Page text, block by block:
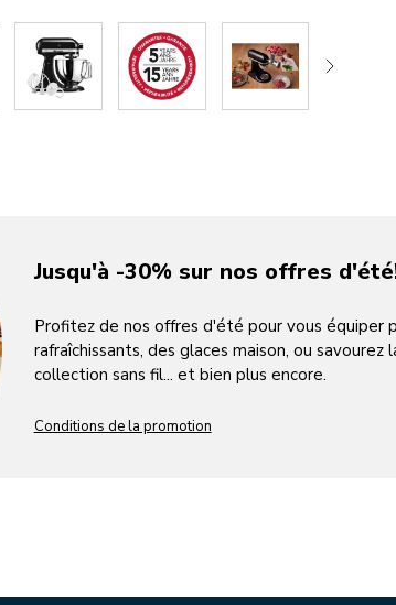
Jusqu'à -30% sur nos offres
Profitez de nos offres d'été pour vous équiper
rafraîchissants, des glaces maison, ou
collection sans fil... et bien plus encore.
Conditions de la promotion